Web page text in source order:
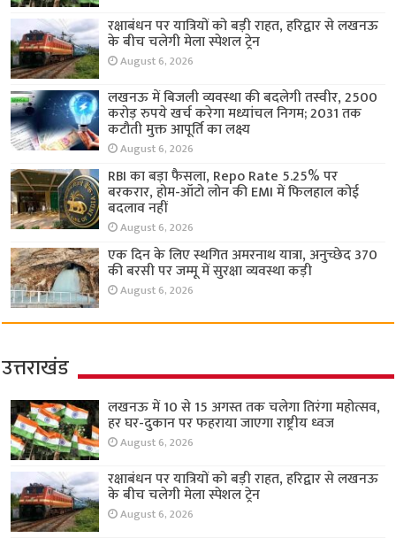
रक्षाबंधन पर यात्रियों को बड़ी राहत, हरिद्वार से लखनऊ
के बीच चलेगी मेला स्पेशल ट्रेन
August 6, 2026
लखनऊ में बिजली व्यवस्था की बदलेगी तस्वीर, 2500
करोड़ रुपये खर्च करेगा मध्यांचल निगम; 2031 तक
कटौती मुक्त आपूर्ति का लक्ष्य
August 6, 2026
RBI का बड़ा फैसला, Repo Rate 5.25% पर
बरकरार, होम-ऑटो लोन की EMI में फिलहाल कोई
बदलाव नहीं
August 6, 2026
एक दिन के लिए स्थगित अमरनाथ यात्रा, अनुच्छेद 370
की बरसी पर जम्मू में सुरक्षा व्यवस्था कड़ी
August 6, 2026
उत्तराखंड
लखनऊ में 10 से 15 अगस्त तक चलेगा तिरंगा महोत्सव,
हर घर-दुकान पर फहराया जाएगा राष्ट्रीय ध्वज
August 6, 2026
रक्षाबंधन पर यात्रियों को बड़ी राहत, हरिद्वार से लखनऊ
के बीच चलेगी मेला स्पेशल ट्रेन
August 6, 2026